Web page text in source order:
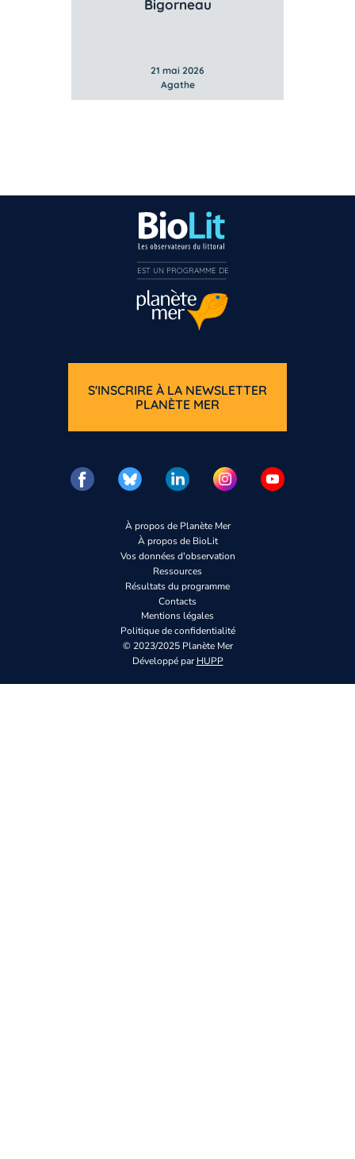
Gibbule ombiliquée
21 mai 2026
Agathe
À propos de Planète Mer
À propos de BioLit
Vos données d'observation
Ressources
Résultats du programme
Contacts
Mentions légales
Politique de confidentialité
© 2023/2025 Planète Mer
Développé parHUPP
S'INSCRIRE À LA NEWSLETTER
PLANÈTE MER